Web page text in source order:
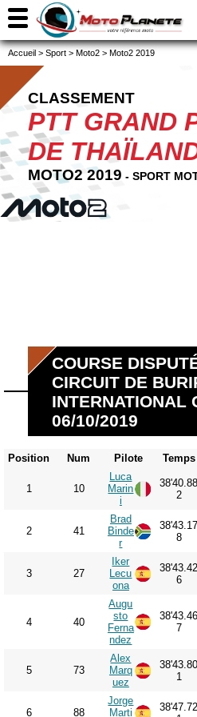
Accueil > Sport > Moto2 > Moto2 2019
CLASSEMENT
PTT GRAND
DE
MOTO2 2019 - SPORT
COURSE
CIRCUIT DE
INTERNATIONAL
06/10/2019
Position Num Pilote Temps
1 10
Luca
Marin
i
38'40.88
2
2 41
Brad
Binde
r
38'43.17
8
3 27
Iker
Lecu
ona
38'43.42
6
4 40
Augu
sto
Ferna
ndez
38'43.46
7
5 73
Alex
Marq
uez
38'43.80
1
6 88
Jorge
Marti
38'47.72